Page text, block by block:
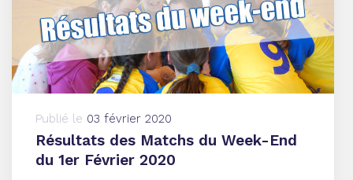
Publié le 03 février 2020
Résultats des Matchs du Week-End
du 1er Février 2020